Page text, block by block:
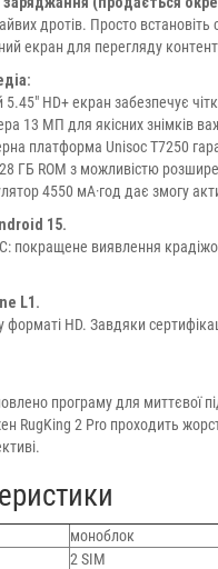
дротів. Просто
екран для перегляду
HD+ екран забезпечує
13 МП для якісних знімків
платформа Unisoc T7250
ГБ ROM з можливістю
4550 мА·год дає змогу
15.
покращене виявлення
L1.
HD. Завдяки
програму для миттєвої
RugKing 2 Pro проходить
моноблок
2 SIM